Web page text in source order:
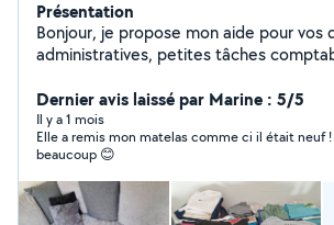
Présentation
Bonjour, je propose mon aide pour vos
administratives, petites tâches
l'entretien de la maison (ménage,
services du quotidien), couture, Nettoyage carnape,
siege auto. Sérieux(se), organisé(e) et
vous propose aussi le Renovation
extèrieur et interieur, renovation toit,
à me contacter en message privé
Dernier avis laissé par Marine : 5/5
Il y a 1 mois
Elle a remis mon matelas comme ci il était neuf
beaucoup 😊